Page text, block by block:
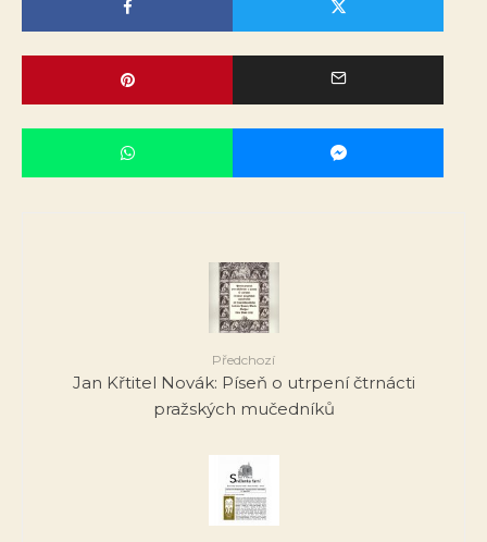
Předchozí
Jan Křtitel Novák: Píseň o utrpení čtrnácti
pražských mučedníků